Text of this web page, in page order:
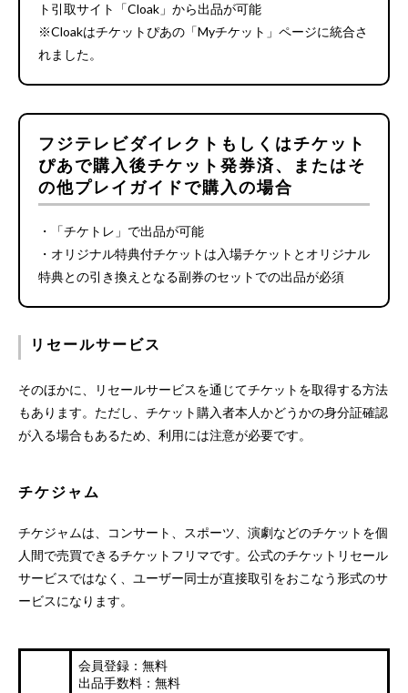
ト引取サイト「Cloak」から出品が可能
※Cloakはチケットぴあの「Myチケット」ページに統合さ
れました。
フジテレビダイレクトもしくはチケット
ぴあで購入後チケット発券済、またはそ
の他プレイガイドで購入の場合
・「チケトレ」で出品が可能
・オリジナル特典付チケットは入場チケットとオリジナル
特典との引き換えとなる副券のセットでの出品が必須
リセールサービス
そのほかに、リセールサービスを通じてチケットを取得する方法
もあります。ただし、チケット購入者本人かどうかの身分証確認
が入る場合もあるため、利用には注意が必要です。
チケジャム
チケジャムは、コンサート、スポーツ、演劇などのチケットを個
人間で売買できるチケットフリマです。公式のチケットリセール
サービスではなく、ユーザー同士が直接取引をおこなう形式のサ
ービスになります。
会員登録：無料
出品手数料：無料